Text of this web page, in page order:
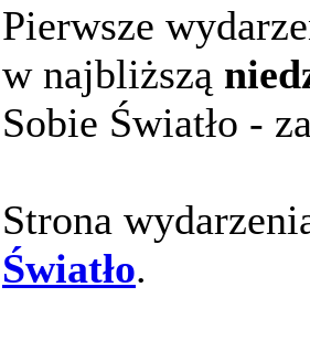
Pierwsze
w najbliższą
Sobie Światło -
Strona
Światło.